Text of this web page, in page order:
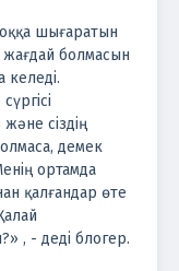
шығаратын
жағдай болмасын
келеді.
сіздің
демек
ортамда
қалғандар өте
, - деді блогер.